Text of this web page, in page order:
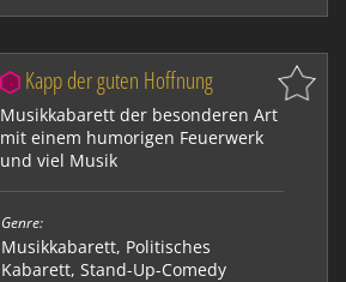
Kapp der guten Hoffnung
Musikkabarett der besonderen Art
mit einem humorigen Feuerwerk
und viel Musik
Genre:
Musikkabarett, Politisches
Kabarett, Stand-Up-Comedy